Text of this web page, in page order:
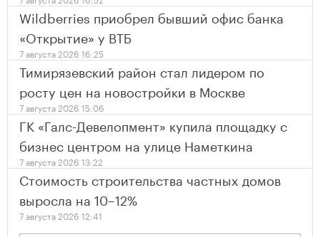
Wildberries приобрел бывший офис банка
«Открытие» у ВТБ
7 августа 2026 16:25
Тимирязевский район стал лидером по
росту цен на новостройки в Москве
7 августа 2026 15:06
ГК «Галс-Девелопмент» купила площадку с
бизнес центром на улице Наметкина
7 августа 2026 13:22
Стоимость строительства частных домов
выросла на 10–12%
7 августа 2026 12:41